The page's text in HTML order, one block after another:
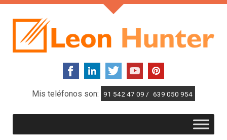
Mis teléfonos son: 91 542 47 09 / 639 050 954